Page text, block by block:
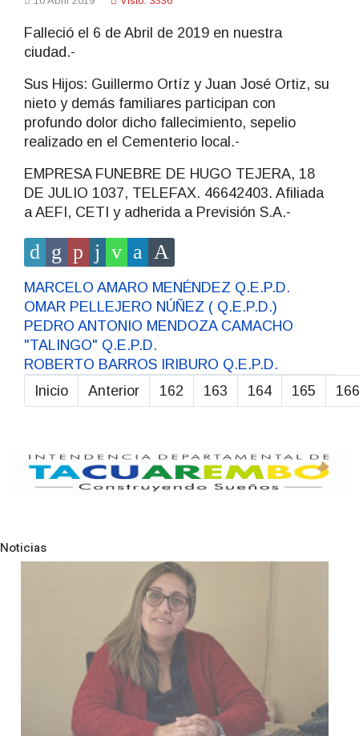
Falleció el 6 de Abril de 2019 en nuestra
ciudad.-
Sus Hijos: Guillermo Ortíz y Juan José Ortiz, su
nieto y demás familiares participan con
profundo dolor dicho fallecimiento, sepelio
realizado en el Cementerio local.-
EMPRESA FUNEBRE DE HUGO TEJERA, 18
DE JULIO 1037, TELEFAX. 46642403. Afiliada
a AEFI, CETI y adherida a Previsión S.A.-
MARCELO AMARO MENÉNDEZ Q.E.P.D.
OMAR PELLEJERO NÚÑEZ ( Q.E.P.D.)
PEDRO ANTONIO MENDOZA CAMACHO
"TALINGO" Q.E.P.D.
ROBERTO BARROS IRIBURO Q.E.P.D.
Página 167 de 211
Inicio Anterior 162 163 164 165 166
Noticias
Investigación de policías de
Tacuarembó permitió
Brasil una camioneta hurtada
Villa Ansina
04-08-2026
POLICIALES
NOTICIAS